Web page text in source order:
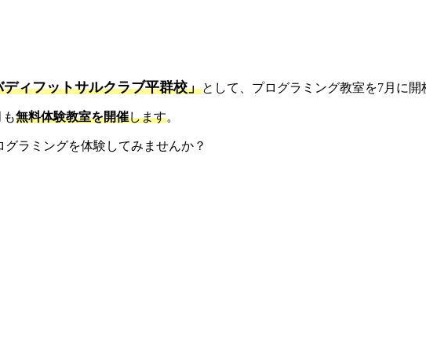
ィフットサルクラブ平群校」として、プログラミング教室を7月に
無料体験教室を開催します。
グラミングを体験してみませんか？